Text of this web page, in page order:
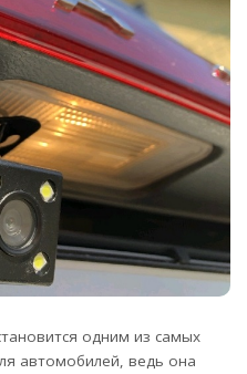
одним из самых
автомобилей, ведь она